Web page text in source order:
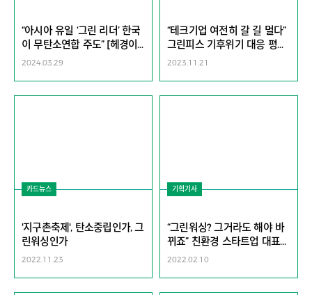
“아시아 유일 ‘그린 리더’ 한국
이 무탄소연합 주도” [헤경이
만난 사람-김상협 탄소중립녹
2024.03.29
“테크기업 여전히 갈 길 멀다”
그린피스 기후위기 대응 평가
공개…성적 가른 차이는 [지구,
2023.11.21
카드뉴스
'지구촌축제', 탄소중립인가, 그
린워싱인가
2022.11.23
기획기사
“그린워싱? 그거라도 해야 바
뀌죠” 친환경 스타트업 대표의
부탁 [지구, 뭐래?]
2022.02.10